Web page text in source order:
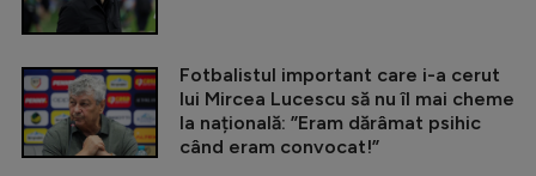
Fotbalistul important care i-a cerut
lui Mircea Lucescu să nu îl mai cheme
la națională: ”Eram dărâmat psihic
când eram convocat!”